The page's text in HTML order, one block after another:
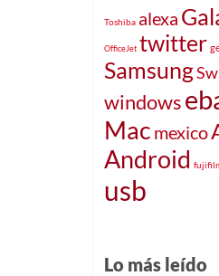
Toshiba alexa
OfficeJet twitter
Samsung
windows
Mac mexico
Android
usb
Lo más leído